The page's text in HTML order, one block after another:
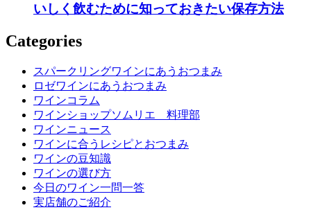
いしく飲むために知っておきたい保存方法
Categories
スパークリングワインにあうおつまみ
ロゼワインにあうおつまみ
ワインコラム
ワインショップソムリエ 料理部
ワインニュース
ワインに合うレシピとおつまみ
ワインの豆知識
ワインの選び方
今日のワイン一問一答
実店舗のご紹介